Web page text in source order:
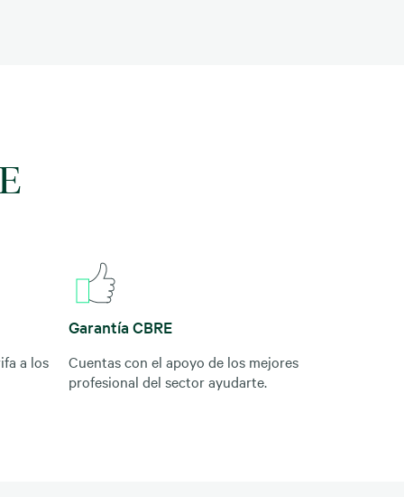
a los
Garantía CBRE
Cuentas con el apoyo de los mejores
profesional del sector ayudarte.